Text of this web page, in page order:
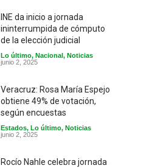
INE da inicio a jornada
ininterrumpida de cómputo
de la elección judicial
Lo último, Nacional, Noticias
junio 2, 2025
Veracruz: Rosa María Espejo
obtiene 49% de votación,
según encuestas
Estados, Lo último, Noticias
junio 2, 2025
Rocío Nahle celebra jornada